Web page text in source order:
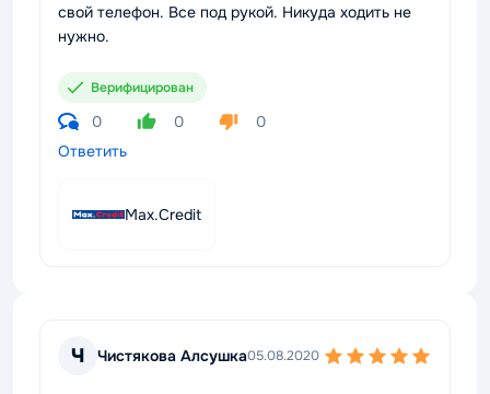
свой телефон. Все под рукой. Никуда ходить не
нужно.
Верифицирован
0 0
0
Ответить
Max.Credit
Ч Чистякова Алсушка05.08.2020